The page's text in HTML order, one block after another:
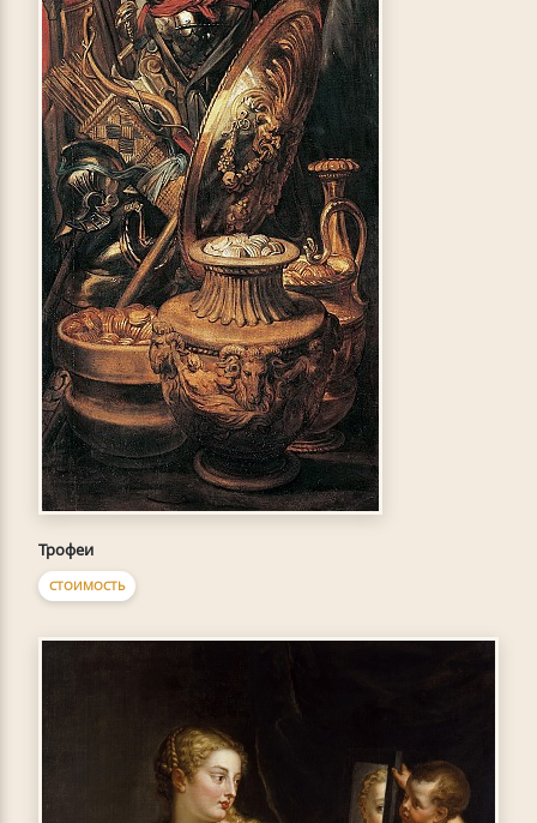
Трофеи
СТОИМОСТЬ